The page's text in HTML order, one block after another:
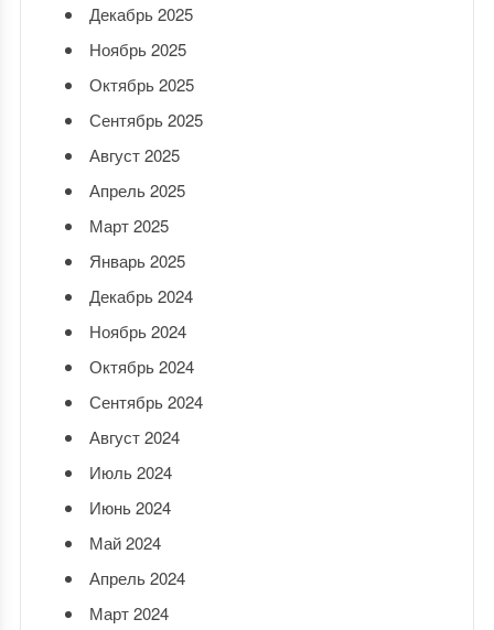
Декабрь 2025
Ноябрь 2025
Октябрь 2025
Сентябрь 2025
Август 2025
Апрель 2025
Март 2025
Январь 2025
Декабрь 2024
Ноябрь 2024
Октябрь 2024
Сентябрь 2024
Август 2024
Июль 2024
Июнь 2024
Май 2024
Апрель 2024
Март 2024